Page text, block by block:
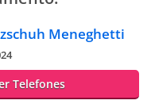
Meneghetti
Telefones